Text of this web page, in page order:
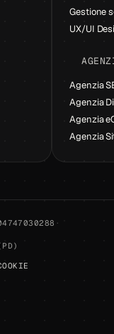
Gestione
UX/UI
Agenzia
Agenzia
Agenzia
Agenzia
·